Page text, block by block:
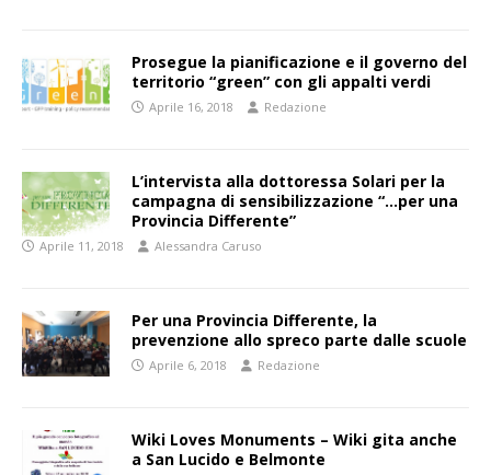
Prosegue la pianificazione e il governo del
territorio “green” con gli appalti verdi
Aprile 16, 2018 Redazione
L’intervista alla dottoressa Solari per la
campagna di sensibilizzazione “…per una
Provincia Differente”
Aprile 11, 2018 Alessandra Caruso
Per una Provincia Differente, la
prevenzione allo spreco parte dalle scuole
Aprile 6, 2018 Redazione
Wiki Loves Monuments – Wiki gita anche
a San Lucido e Belmonte